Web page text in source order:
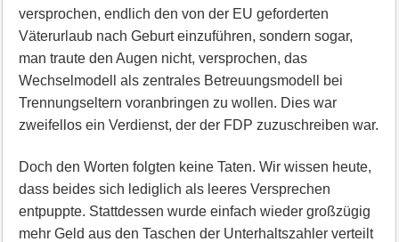
versprochen, endlich den von der EU geforderten
Väterurlaub nach Geburt einzuführen, sondern sogar,
man traute den Augen nicht, versprochen, das
Wechselmodell als zentrales Betreuungsmodell bei
Trennungseltern voranbringen zu wollen. Dies war
zweifellos ein Verdienst, der der FDP zuzuschreiben war.
Doch den Worten folgten keine Taten. Wir wissen heute,
dass beides sich lediglich als leeres Versprechen
entpuppte. Stattdessen wurde einfach wieder großzügig
mehr Geld aus den Taschen der Unterhaltszahler verteilt